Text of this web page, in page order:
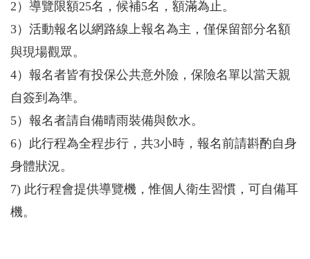
2）導覽限額25名，候補5名，額滿為止。
3）活動報名以網路線上報名為主，僅保留部分名額
與現場觀眾。
4）報名者皆有投保公共意外險，保險名單以當天親
自簽到為準。
5）報名者請自備晴雨裝備與飲水。
6）此行程為全程步行，共3小時，報名前請斟酌自身
身體狀況。
7) 此行程會提供導覽機，惟個人衛生習慣，可自備耳
機。